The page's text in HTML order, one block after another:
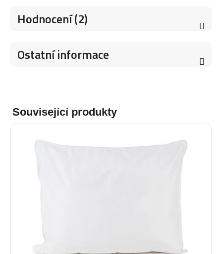
Hodnocení (2)
Ostatní informace
Související produkty